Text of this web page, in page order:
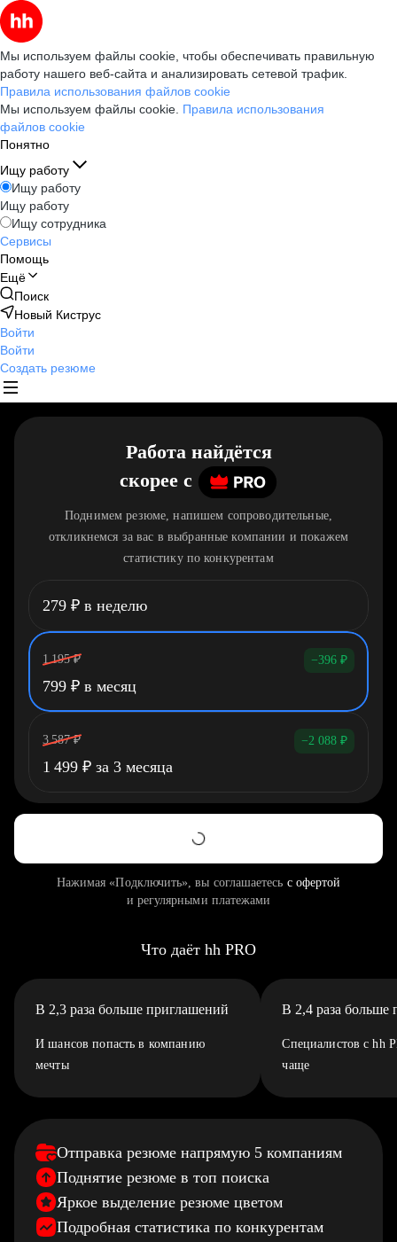
Мы используем файлы cookie, чтобы обеспечивать правильную
работу нашего веб-сайта и анализировать сетевой трафик.
Правила использования файлов cookie
Мы используем файлы cookie. Правила использования
файлов cookie
Понятно
Ищу работу
Ищу работу
Ищу работу
Ищу сотрудника
Сервисы
Помощь
Ещё
Поиск
Новый Киструс
Войти
Войти
Создать резюме
Работа найдётся
скорее c
Поднимем резюме, напишем сопроводительные,
откликнемся за вас в выбранные компании и покажем
статистику по конкурентам
279 ₽ в неделю
1 195 ₽ −396 ₽
799 ₽ в месяц
3 587 ₽ −2 088 ₽
1 499 ₽ за 3 месяца
Нажимая «Подключить», вы соглашаетесь с офертой
и регулярными платежами
Что даёт hh PRO
В 2,3 раза больше приглашений
И шансов попасть в компанию
мечты
В 2,4 раза больше
Специалистов с hh
чаще
Отправка резюме напрямую 5 компаниям
Поднятие резюме в топ поиска
Яркое выделение резюме цветом
Подробная статистика по конкурентам